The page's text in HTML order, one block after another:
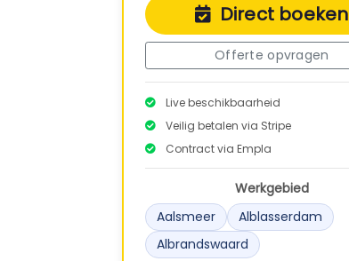
Direct boeken
Offerte opvragen
Live beschikbaarheid
Veilig betalen via Stripe
Contract via Empla
Werkgebied
Aalsmeer
Alblasserdam
Albrandswaard